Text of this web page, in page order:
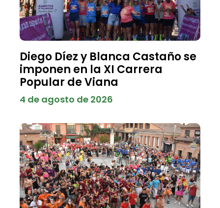
Diego Díez y Blanca Castaño se
imponen en la XI Carrera
Popular de Viana
4 de agosto de 2026